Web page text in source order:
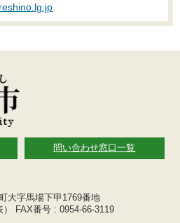
問い合わせ窓口一覧
大字馬場下甲1769番地
FAX番号 : 0954-66-3119